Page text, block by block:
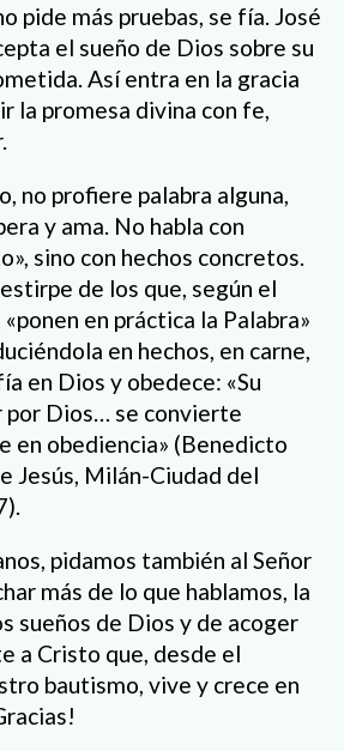
pide más pruebas, se fía. José
el sueño de Dios sobre su
Así entra en la gracia
la promesa divina con fe,
no profiere palabra alguna,
y ama. No habla con
sino con hechos concretos.
de los que, según el
en práctica la Palabra»
en hechos, en carne,
en Dios y obedece: «Su
Dios… se convierte
en obediencia» (Benedicto
Jesús, Milán-Ciudad del
pidamos también al Señor
más de lo que hablamos, la
sueños de Dios y de acoger
a Cristo que, desde el
bautismo, vive y crece en